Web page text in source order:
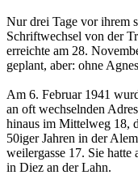
Nur drei Tage vor ihrem
Schriftwechsel von der
erreichte am 28.
geplant, aber: ohne
Am 6. Februar 1941
an oft wechselnden
hinaus im Mittelweg 18,
50iger Jahren in der
weilergasse 17. Sie
in Diez an der Lahn.